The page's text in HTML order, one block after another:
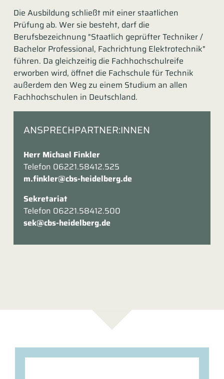
Die Ausbildung schließt mit einer staatlichen
Prüfung ab. Wer sie besteht, darf die
Berufsbezeichnung "Staatlich geprüfter Techniker /
Bachelor Professional, Fachrichtung Elektrotechnik"
führen. Da gleichzeitig die Fachhochschulreife
erworben wird, öffnet die Fachschule für Technik
außerdem den Weg zu einem Studium an allen
Fachhochschulen in Deutschland.
ANSPRECHPARTNER:INNEN
Herr Michael Finkler
Telefon 06221.58412.525
m.finkler@cbs-heidelberg.de
Sekretariat
Telefon 06221.58412.500
sek@cbs-heidelberg.de